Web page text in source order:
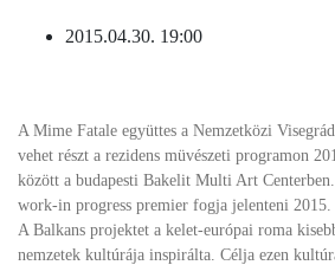
2015.04.30. 19:00
A Mime Fatale együttes a Nemzetközi
vehet részt a rezidens müvészeti programon
között a budapesti Bakelit Multi Art
work-in progress premier fogja jelenteni
A Balkans projektet a kelet-európai roma
nemzetek kultúrája inspirálta. Célja ezen